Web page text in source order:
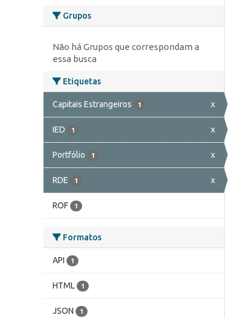
Grupos
Não há Grupos que correspondam a
essa busca
Etiquetas
Capitais Estrangeiros 1 x
IED 1 x
Portfólio 1 x
RDE 1 x
ROF 1
Formatos
API 1
HTML 1
JSON 1